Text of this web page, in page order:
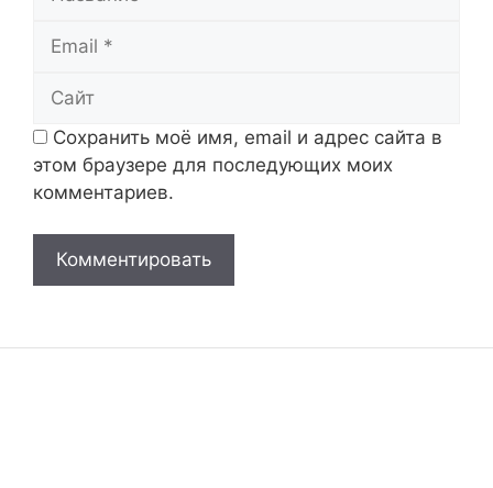
Сохранить моё имя, email и адрес сайта в
этом браузере для последующих моих
комментариев.